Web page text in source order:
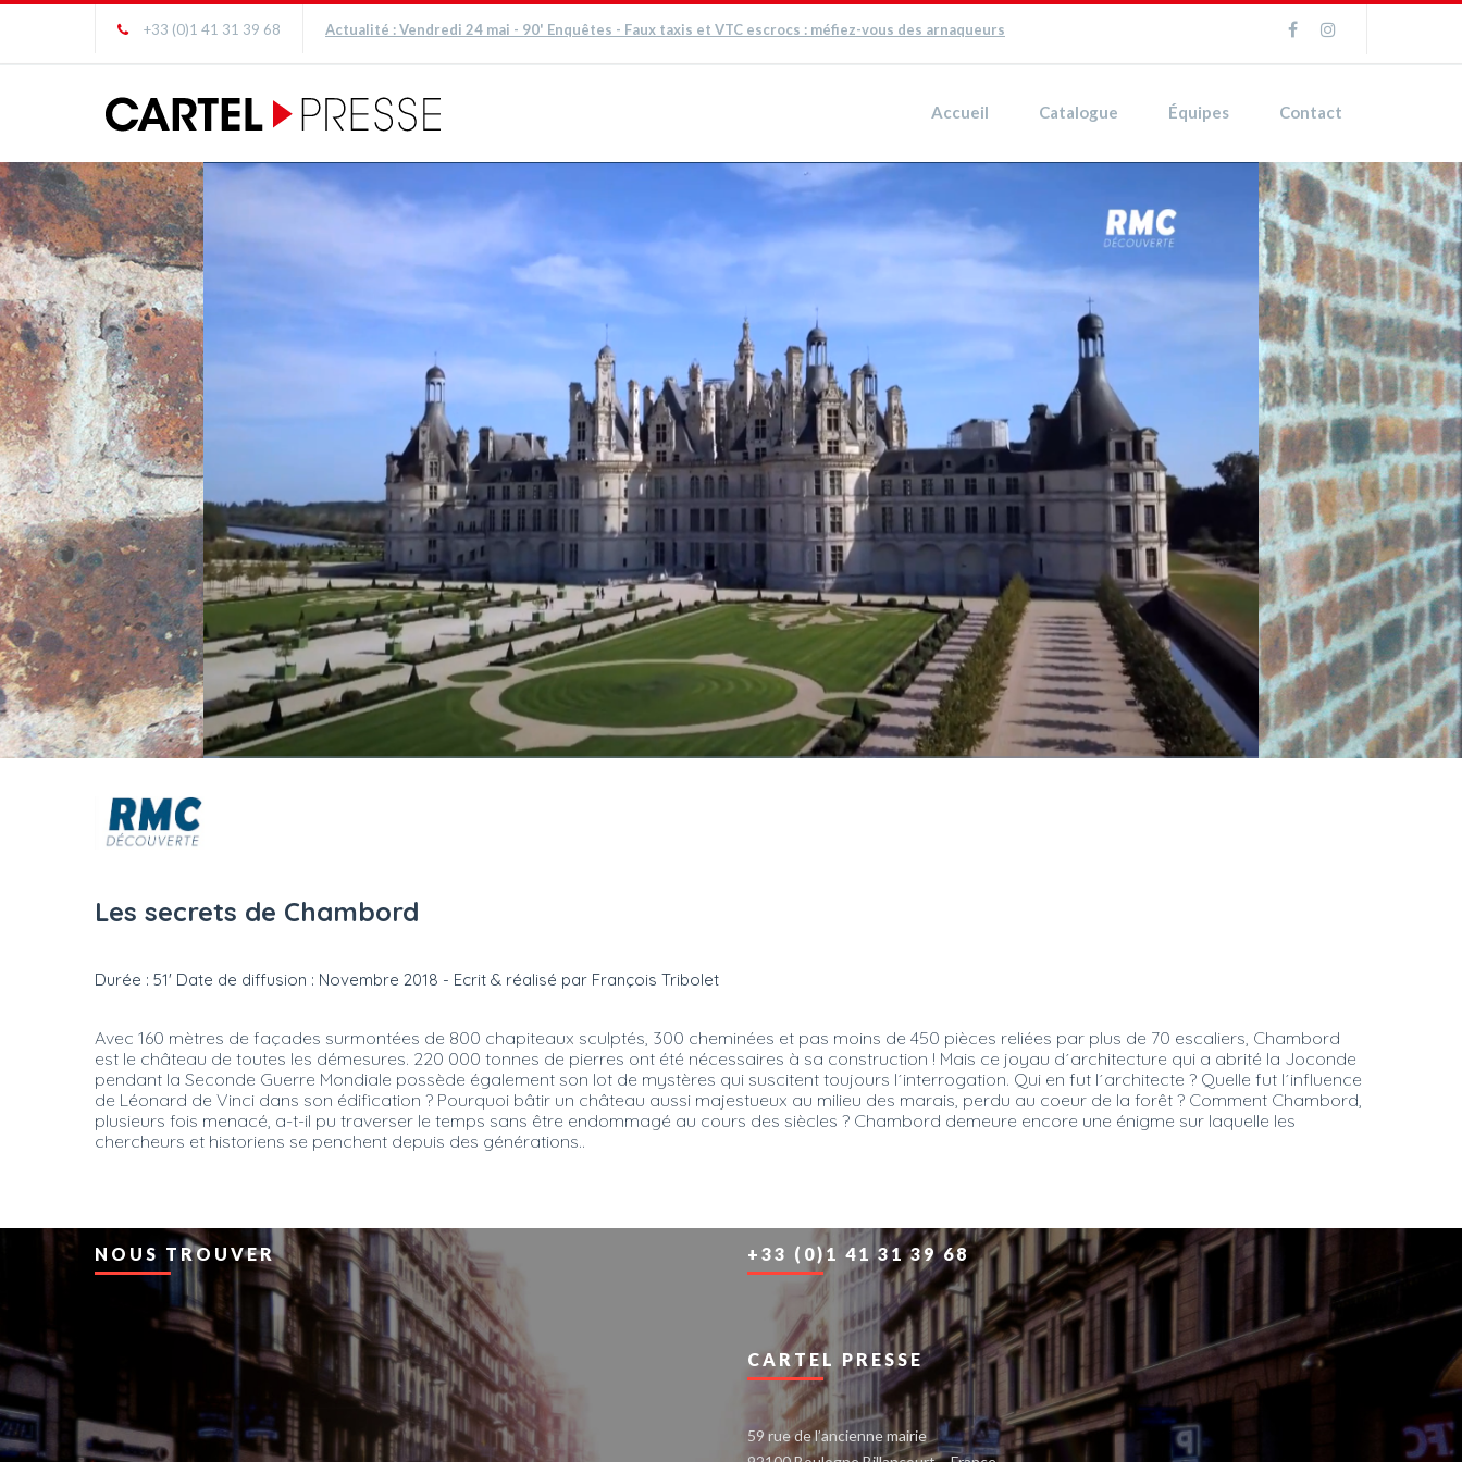
+33 (0)1 41 31 39 68 Actualité : Vendredi 24 mai - 90' Enquêtes - Faux taxis et VTC escrocs : méfiez-vous des arnaqueurs
Accueil Catalogue Équipes Contact
Les secrets de Chambord
Durée : 51' Date de diffusion : Novembre 2018 - Ecrit & réalisé par François Tribolet
Avec 160 mètres de façades surmontées de 800 chapiteaux sculptés, 300 cheminées et pas moins de 450 pièces reliées par plus de 70 escaliers, Chambord
est le château de toutes les démesures. 220 000 tonnes de pierres ont été nécessaires à sa construction ! Mais ce joyau d´architecture qui a abrité la Joconde
pendant la Seconde Guerre Mondiale possède également son lot de mystères qui suscitent toujours l´interrogation. Qui en fut l´architecte ? Quelle fut l´influence
de Léonard de Vinci dans son édification ? Pourquoi bâtir un château aussi majestueux au milieu des marais, perdu au coeur de la forêt ? Comment Chambord,
plusieurs fois menacé, a-t-il pu traverser le temps sans être endommagé au cours des siècles ? Chambord demeure encore une énigme sur laquelle les
chercheurs et historiens se penchent depuis des générations..
NOUS TROUVER +33 (0)1 41 31 39 68
CARTEL PRESSE
59 rue de l’ancienne mairie